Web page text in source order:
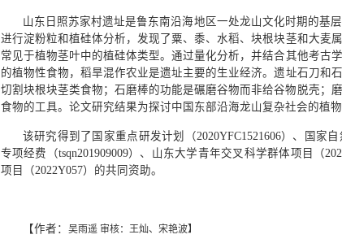
山东日照苏家村遗址是鲁东南沿海地区一处龙山文化时期的基
进行淀粉粒和植硅体分析，发现了粟、黍、水稻、块根块茎和大麦
常见于植物茎叶中的植硅体类型。通过量化分析，并结合其他考古
的植物性食物，稻旱混作农业是遗址主要的生业经济。遗址石刀和
切割块根块茎类食物；石磨棒的功能是碾磨谷物而非给谷物脱壳；
食物的工具。论文研究结果为探讨中国东部沿海龙山复杂社会的植
该研究得到了国家重点研发计划（2020YFC1521606）、国家
专项经费（tsqn201909009）、山东大学青年交叉科学群体项目（
项目（2022Y057）的共同资助。
【作者： 吴雨遥 审核：王灿、宋艳波】